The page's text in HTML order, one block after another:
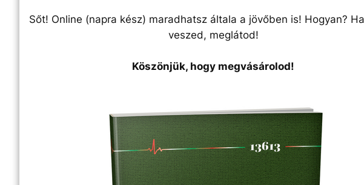
Sőt! Online (napra kész) maradhatsz általa a jövőben is! Hogyan?
veszed, meglátod!
Köszönjük, hogy megvásárolod!